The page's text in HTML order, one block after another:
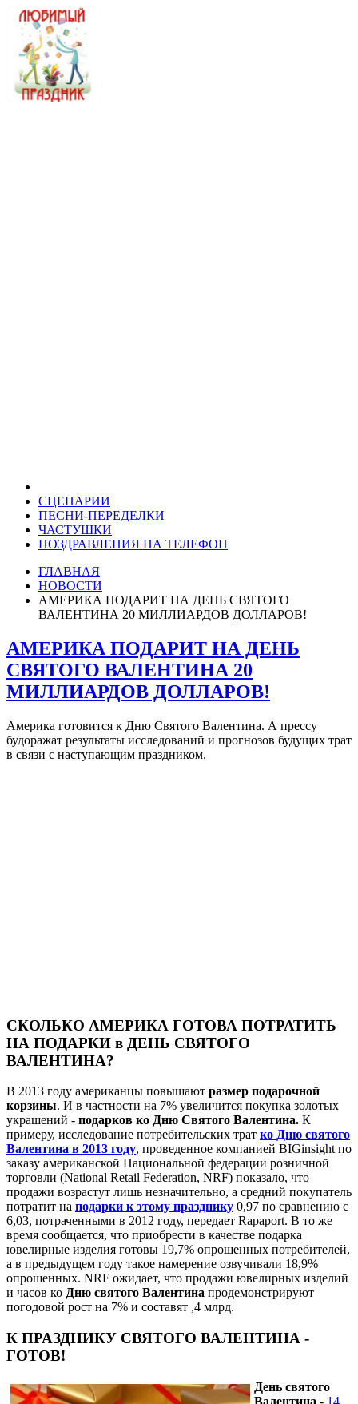
СЦЕНАРИИ
ПЕСНИ-ПЕРЕДЕЛКИ
ЧАСТУШКИ
ПОЗДРАВЛЕНИЯ НА ТЕЛЕФОН
ГЛАВНАЯ
НОВОСТИ
АМЕРИКА ПОДАРИТ НА ДЕНЬ СВЯТОГО
ВАЛЕНТИНА 20 МИЛЛИАРДОВ ДОЛЛАРОВ!
АМЕРИКА ПОДАРИТ НА ДЕНЬ
СВЯТОГО ВАЛЕНТИНА 20
МИЛЛИАРДОВ ДОЛЛАРОВ!
Америка готовится к Дню Святого Валентина. А прессу
будоражат результаты исследований и прогнозов будущих трат
в связи с наступающим праздником.
СКОЛЬКО АМЕРИКА ГОТОВА ПОТРАТИТЬ
НА ПОДАРКИ в ДЕНЬ СВЯТОГО
ВАЛЕНТИНА?
В 2013 году американцы повышают размер подарочной
корзины. И в частности на 7% увеличится покупка золотых
украшений - подарков ко Дню Святого Валентина. К
примеру, исследование потребительских трат ко Дню святого
Валентина в 2013 году, проведенное компанией BIGinsight по
заказу американской Национальной федерации розничной
торговли (National Retail Federation, NRF) показало, что
продажи возрастут лишь незначительно, а средний покупатель
потратит на подарки к этому празднику 0,97 по сравнению с
6,03, потраченными в 2012 году, передает Rapaport. В то же
время сообщается, что приобрести в качестве подарка
ювелирные изделия готовы 19,7% опрошенных потребителей,
а в предыдущем году такое намерение озвучивали 18,9%
опрошенных. NRF ожидает, что продажи ювелирных изделий
и часов ко Дню святого Валентина продемонстрируют
погодовой рост на 7% и составят ,4 млрд.
К ПРАЗДНИКУ СВЯТОГО ВАЛЕНТИНА -
ГОТОВ!
День святого
Валентина - 14